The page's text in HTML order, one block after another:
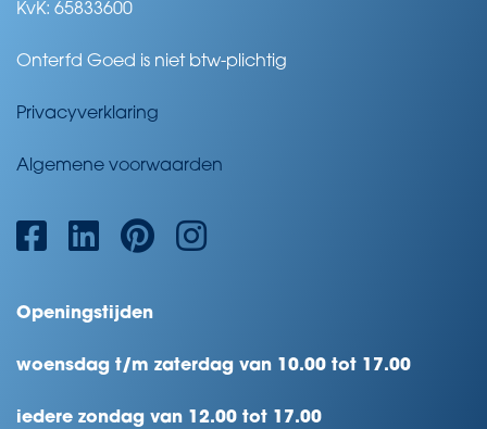
KvK: 65833600
Onterfd Goed is niet btw-plichtig
Privacyverklaring
Algemene voorwaarden
Openingstijden
woensdag t/m zaterdag van 10.00 tot 17.00
iedere zondag van 12.00 tot 17.00